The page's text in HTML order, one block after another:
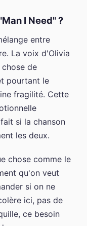
I Need" ?
entre
La voix d'Olivia
de
pourtant le
fragilité. Cette
si la chanson
les deux.
chose comme le
qu'on veut
si on ne
ici, pas de
ce besoin